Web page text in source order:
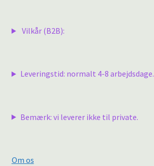
Vilkår (B2B):
Leveringstid: normalt 4-8 arbejdsdage.
Bemærk: vi leverer ikke til private.
Om os